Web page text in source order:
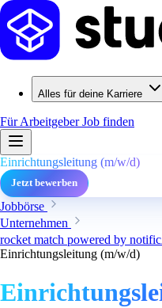
Alles für deine Karriere
Für ArbeitgeberJob finden
Einrichtungsleitung (m/w/d)
Jetzt bewerben
Jobbörse
Unternehmen
rocket match powered by
Einrichtungsleitung (m/w/d)